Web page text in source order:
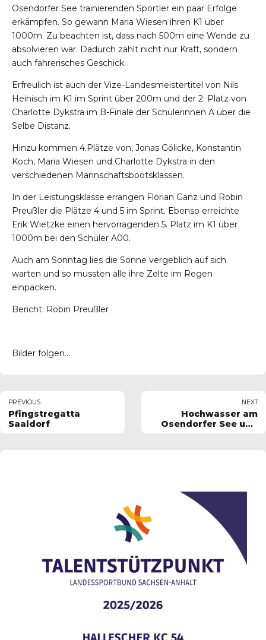
Osendorfer See trainierenden Sportler ein paar Erfolge
erkämpfen. So gewann Maria Wiesen ihren K1 über
1000m. Zu beachten ist, dass nach 500m eine Wende zu
absolvieren war. Dadurch zählt nicht nur Kraft, sondern
auch fahrerisches Geschick.
Erfreulich ist auch der Vize-Landesmeistertitel von Nils
Heinisch im K1 im Sprint über 200m und der 2. Platz von
Charlotte Dykstra im B-Finale der Schülerinnen A über die
Selbe Distanz.
Hinzu kommen 4.Plätze von, Jonas Gölicke, Konstantin
Koch, Maria Wiesen und Charlotte Dykstra in den
verschiedenen Mannschaftsbootsklassen.
In der Leistungsklasse errangen Florian Ganz und Robin
Preußler die Plätze 4 und 5 im Sprint. Ebenso erreichte
Erik Wietzke einen hervorragenden 5. Platz im K1 über
1000m bei den Schüler A00.
Auch am Sonntag lies die Sonne vergeblich auf sich
warten und so mussten alle ihre Zelte im Regen
einpacken.
Bericht: Robin Preußler
Bilder folgen…
PREVIOUS
Pfingstregatta
Saaldorf
NEXT
Hochwasser am
Osendorfer See und